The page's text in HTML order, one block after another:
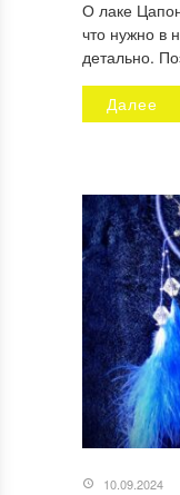
О лаке
что нужно в
детально.
Далее
10.09.2024